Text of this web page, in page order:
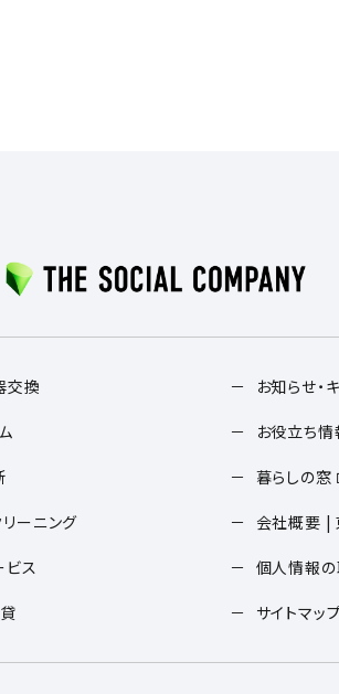
交換
ーニング
ビス
お知らせ・
お役立ち情
暮らしの窓
会社概要 |
個人情報
サイトマッ